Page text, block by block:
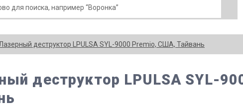
деструктор LPULSA SYL-9000 Premio, США, Тайвань
деструктор LPULSA SYL-